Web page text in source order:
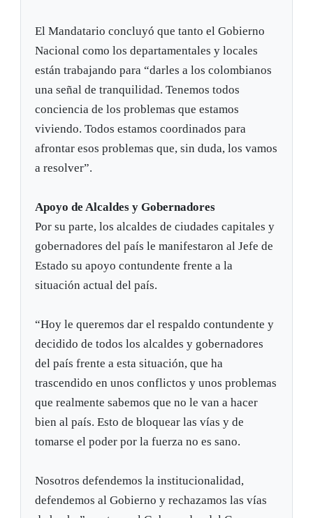
El Mandatario concluyó que tanto el Gobierno
Nacional como los departamentales y locales
están trabajando para “darles a los colombianos
una señal de tranquilidad. Tenemos todos
conciencia de los problemas que estamos
viviendo. Todos estamos coordinados para
afrontar esos problemas que, sin duda, los vamos
a resolver”.
Apoyo de Alcaldes y Gobernadores
Por su parte, los alcaldes de ciudades capitales y
gobernadores del país le manifestaron al Jefe de
Estado su apoyo contundente frente a la
situación actual del país.
“Hoy le queremos dar el respaldo contundente y
decidido de todos los alcaldes y gobernadores
del país frente a esta situación, que ha
trascendido en unos conflictos y unos problemas
que realmente sabemos que no le van a hacer
bien al país. Esto de bloquear las vías y de
tomarse el poder por la fuerza no es sano.
Nosotros defendemos la institucionalidad,
defendemos al Gobierno y rechazamos las vías